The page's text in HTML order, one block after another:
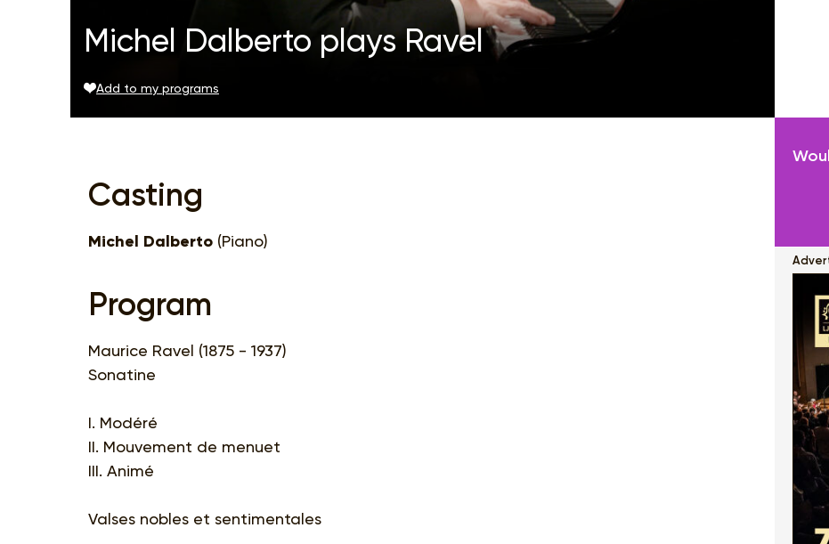
Michel Dalberto plays Ravel
Add to my programs
Casting
Michel Dalberto (Piano)
Program
Maurice Ravel (1875 - 1937)
Sonatine
I. Modéré
II. Mouvement de menuet
III. Animé
Valses nobles et sentimentales